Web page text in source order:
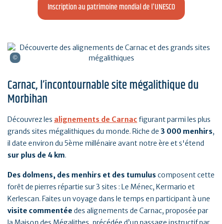
Inscription au patrimoine mondial de l'UNESCO
Carnac, l’incontournable site mégalithique du
Morbihan
Découvrez les alignements de Carnac figurant parmi les plus
grands sites mégalithiques du monde. Riche de 3 000 menhirs,
il date environ du 5ème millénaire avant notre ère et s'étend
sur plus de 4 km.
Des dolmens, des menhirs et des tumulus composent cette
forêt de pierres répartie sur 3 sites : Le Ménec, Kermario et
Kerlescan. Faites un voyage dans le temps en participant à une
visite commentée des alignements de Carnac, proposée par